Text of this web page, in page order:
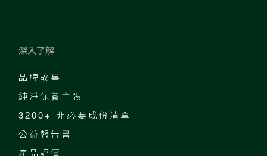
深入了解
品牌故事
純淨保養主張
3200+ 非必要成份清單
公益報告書
產品評價